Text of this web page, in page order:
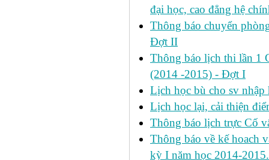
đại học, cao đẳng hệ
Thông báo chuyển
Đợt II
Thông báo lịch thi lần 1
(2014 -2015) - Đợt I
Lịch học bù cho sv
Lịch học lại, cải thiện
Thông báo lịch trực Cố
Thông báo về kế hoach
kỳ I năm học 2014-2015.